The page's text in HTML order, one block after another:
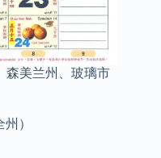
森美兰州、玻璃市
）